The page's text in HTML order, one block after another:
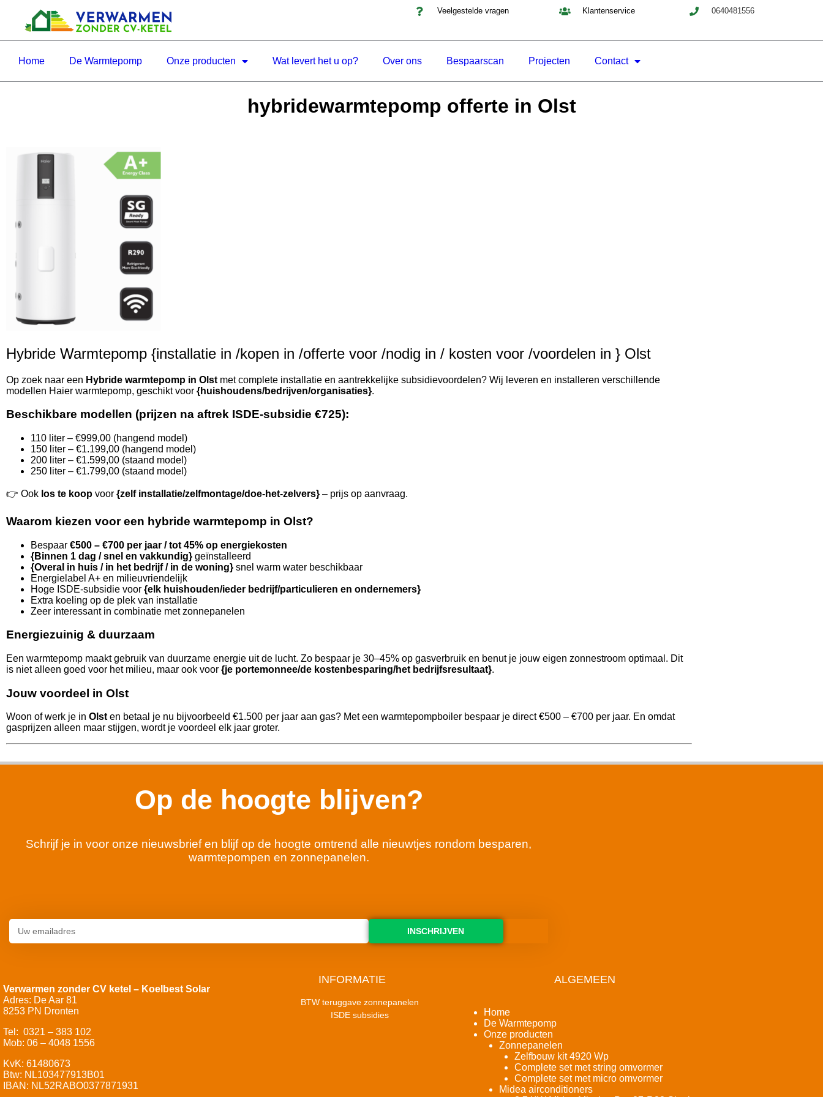
Veelgestelde vragen Klantenservice 0640481556
Home De Warmtepomp Onze producten Wat levert het u op? Over ons Bespaarscan Projecten Contact
hybridewarmtepomp offerte in Olst
Hybride Warmtepomp {installatie in /kopen in /offerte voor /nodig in / kosten voor /voordelen in } Olst
Op zoek naar een Hybride warmtepomp in Olst met complete installatie en aantrekkelijke subsidievoordelen? Wij leveren en installeren verschillende
modellen Haier warmtepomp, geschikt voor {huishoudens/bedrijven/organisaties}.
Beschikbare modellen (prijzen na aftrek ISDE-subsidie €725):
110 liter – €999,00 (hangend model)
150 liter – €1.199,00 (hangend model)
200 liter – €1.599,00 (staand model)
250 liter – €1.799,00 (staand model)
👉 Ook los te koop voor {zelf installatie/zelfmontage/doe-het-zelvers} – prijs op aanvraag.
Waarom kiezen voor een hybride warmtepomp in Olst?
Bespaar €500 – €700 per jaar / tot 45% op energiekosten
{Binnen 1 dag / snel en vakkundig} geïnstalleerd
{Overal in huis / in het bedrijf / in de woning} snel warm water beschikbaar
Energielabel A+ en milieuvriendelijk
Hoge ISDE-subsidie voor {elk huishouden/ieder bedrijf/particulieren en ondernemers}
Extra koeling op de plek van installatie
Zeer interessant in combinatie met zonnepanelen
Energiezuinig & duurzaam
Een warmtepomp maakt gebruik van duurzame energie uit de lucht. Zo bespaar je 30–45% op gasverbruik en benut je jouw eigen zonnestroom optimaal. Dit
is niet alleen goed voor het milieu, maar ook voor {je portemonnee/de kostenbesparing/het bedrijfsresultaat}.
Jouw voordeel in Olst
Woon of werk je in Olsten betaal je nu bijvoorbeeld €1.500 per jaar aan gas? Met een warmtepompboiler bespaar je direct €500 – €700 per jaar. En omdat
gasprijzen alleen maar stijgen, wordt je voordeel elk jaar groter.
Op de hoogte blijven?
Schrijf je in voor onze nieuwsbrief en blijf op de hoogte omtrend alle nieuwtjes rondom besparen,
warmtepompen en zonnepanelen.
INSCHRIJVEN
Verwarmen zonder CV ketel – Koelbest Solar
Adres: De Aar 81
8253 PN Dronten
Tel: 0321 – 383 102
Mob: 06 – 4048 1556
KvK: 61480673
Btw: NL103477913B01
IBAN: NL52RABO0377871931
INFORMATIE
BTW teruggave zonnepanelen
ISDE subsidies
ALGEMEEN
Home
De Warmtepomp
Onze producten
Zonnepanelen
Zelfbouw kit 4920 Wp
Complete set met string omvormer
Complete set met micro omvormer
Midea airconditioners